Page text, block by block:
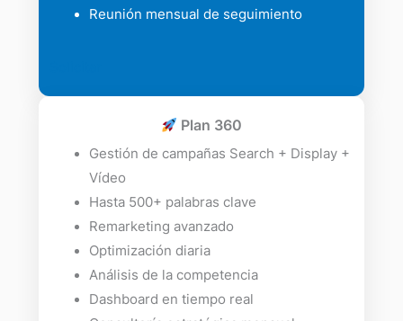
Reunión mensual de seguimiento
Plan 360
Gestión de campañas Search + Display +
Vídeo
Hasta 500+ palabras clave
Remarketing avanzado
Optimización diaria
Análisis de la competencia
Dashboard en tiempo real